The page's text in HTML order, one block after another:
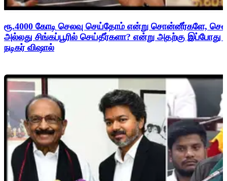
ரூ.4000 கோடி செலவு செய்தோம் என்று சொன்னீர்களே,
அல்லது சிங்கப்பூரில் செய்தீர்களா? என்று அதற்கு
நடிகர் விஷால்